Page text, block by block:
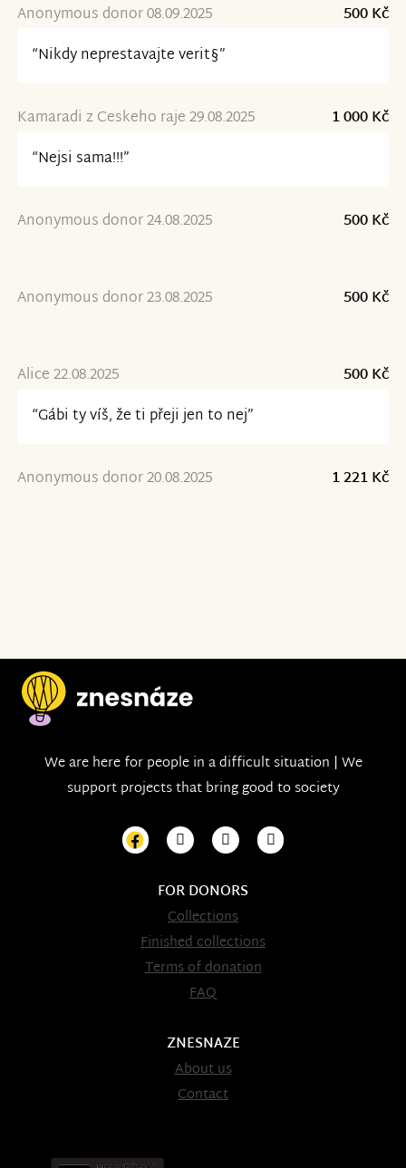
Anonymous donor 08.09.2025
500 Kč
“Nikdy neprestavajte verit§”
Kamaradi z Ceskeho raje 29.08.2025
1 000 Kč
“Nejsi sama!!!”
Anonymous donor 24.08.2025 500 Kč
Anonymous donor 23.08.2025 500 Kč
Alice 22.08.2025
500 Kč
“Gábi ty víš, že ti přeji jen to nej”
Anonymous donor 20.08.2025 1 221 Kč
We are here for people in a difficult situation | We
support projects that bring good to society
FOR DONORS
Collections
Finished collections
Terms of donation
FAQ
ZNESNAZE
About us
Contact